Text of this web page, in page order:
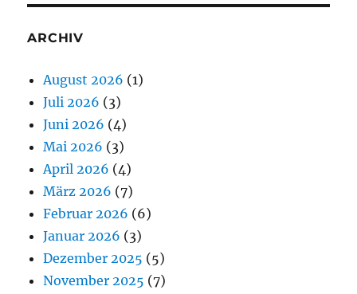
ARCHIV
August 2026 (1)
Juli 2026 (3)
Juni 2026 (4)
Mai 2026 (3)
April 2026 (4)
März 2026 (7)
Februar 2026 (6)
Januar 2026 (3)
Dezember 2025 (5)
November 2025 (7)